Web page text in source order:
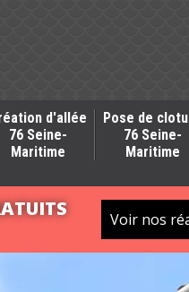
d'allée
76 Seine-
Maritime
Pose de
76 Seine-
Maritime
Voir nos